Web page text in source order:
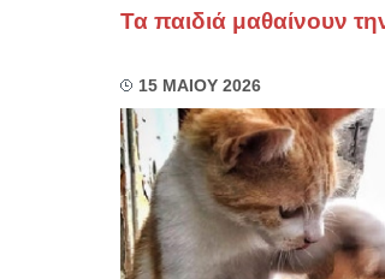
Τα παιδιά μαθαίνουν
15 ΜΑΙΟΥ 2026